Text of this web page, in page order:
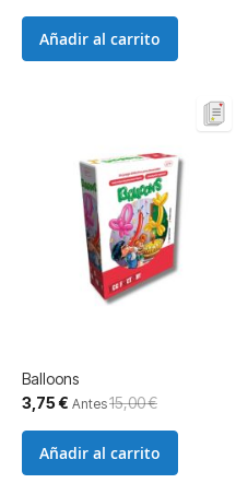
Añadir al carrito
Balloons
Precio
especial
3,75 € Antes15,00 €
Añadir al carrito